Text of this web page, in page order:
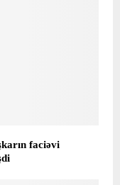
faciəvi